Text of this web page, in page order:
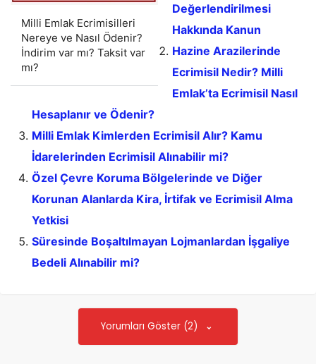
Milli Emlak Ecrimisilleri
Nereye ve Nasıl Ödenir?
İndirim var mı? Taksit var
mı?
Değerlendirilmesi
Hakkında Kanun
Hazine Arazilerinde
Ecrimisil Nedir? Milli
Emlak’ta Ecrimisil Nasıl
Hesaplanır ve Ödenir?
Milli Emlak Kimlerden Ecrimisil Alır? Kamu
İdarelerinden Ecrimisil Alınabilir mi?
Özel Çevre Koruma Bölgelerinde ve Diğer
Korunan Alanlarda Kira, İrtifak ve Ecrimisil Alma
Yetkisi
Süresinde Boşaltılmayan Lojmanlardan İşgaliye
Bedeli Alınabilir mi?
Yorumları Göster (2)